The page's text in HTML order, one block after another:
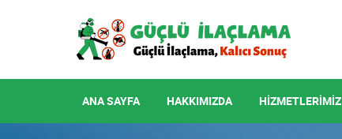
ANA SAYFA HAKKIMIZDA HIZMETLERIMIZ